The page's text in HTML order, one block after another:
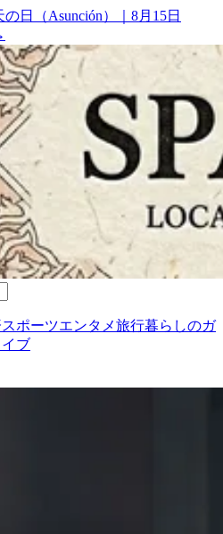
日（Asunción）
8月15日
スポーツエンタメ旅行暮らしのガ
ブ